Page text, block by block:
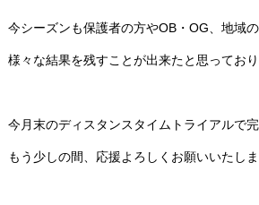
今シーズンも保護者の方やOB・OG、地域の
様々な結果を残すことが出来たと思ってお
今月末のディスタンスタイムトライアルで
もう少しの間、応援よろしくお願いいたし